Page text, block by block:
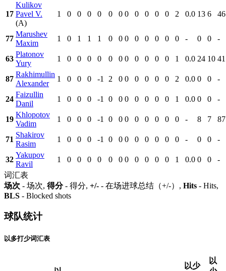
17
Kulikov
Pavel V.
(A)
1 0 0 0 0 0 0 0 0 0 0 0 2 0.0 13 6
77
Marushev
Maxim
1 0 1 1 1 0 0 0 0 0 0 0 0 - 0 0 -
63
Platonov
Yury
1 0 0 0 0 0 0 0 0 0 0 0 1 0.0 24 10
87
Rakhimullin
Alexander
1 0 0 0 -1 2 0 0 0 0 0 0 2 0.0 0 0 -
24
Faizullin
Danil
1 0 0 0 -1 0 0 0 0 0 0 0 1 0.0 0 0 -
19
Khlopotov
Vadim
1 0 0 0 -1 0 0 0 0 0 0 0 0 - 8 7
71
Shakirov
Rasim
1 0 0 0 -1 0 0 0 0 0 0 0 0 - 0 0 -
32
Yakupov
Ravil
1 0 0 0 0 0 0 0 0 0 0 0 1 0.0 0 0
-
词汇表
场次 - 场次, 得分- 得分, +/- - 在场进球总结（+/-）, Hits - Hits,
BLS - Blocked shots
球队统计
以多打少词汇表
以少
以